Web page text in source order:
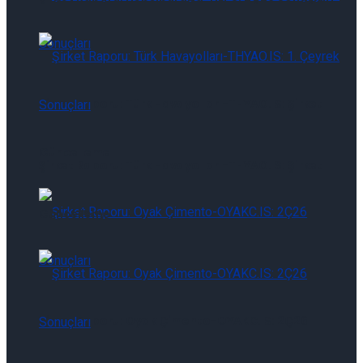
Şirket Raporu: Türk Havayolları-THYAO.IS: Şirket
Şirket Raporu: Oyak Çimento-OYAKC.IS: 2Ç26
Güncelleme